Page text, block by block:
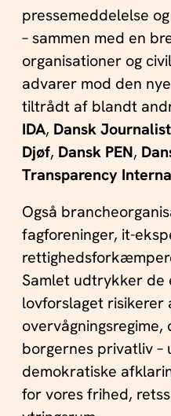
pressemeddelelse
– sammen med en
organisationer og
advarer mod den
tiltrådt af blandt
IDA, Dansk
Djøf, Dansk PEN,
Transparency
Også
fagforeninger, it-
Samlet udtrykker de
lovforslaget
borgernes privatliv –
demokratiske
for vores frihed,